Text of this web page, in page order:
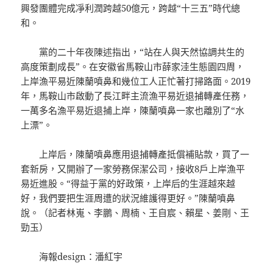
興發團體完成凈利潤跨越50億元，跨越“十三五”時代總
和。
黨的二十年夜陳述指出，“站在人與天然協調共生的
高度策劃成長”。在安徽省馬鞍山市薛家洼生態園四周，
上岸漁平易近陳蘭噴鼻和幾位工人正忙著打掃路面。2019
年，馬鞍山市啟動了長江畔主流漁平易近退捕轉產任務，
一萬多名漁平易近退捕上岸，陳蘭噴鼻一家也離別了“水
上漂”。
上岸后，陳蘭噴鼻應用退捕轉產抵償補貼款，買了一
套新房，又開辦了一家勞務保潔公司，接收8戶上岸漁平
易近進股。“得益于黨的好政策，上岸后的生涯越來越
好，我們要把生涯周遭的狀況維護得更好。”陳蘭噴鼻
說。（記者林嵬、李鵬、周楠、王自宸、賴星、姜剛、王
勁玉）
海報design：潘紅宇